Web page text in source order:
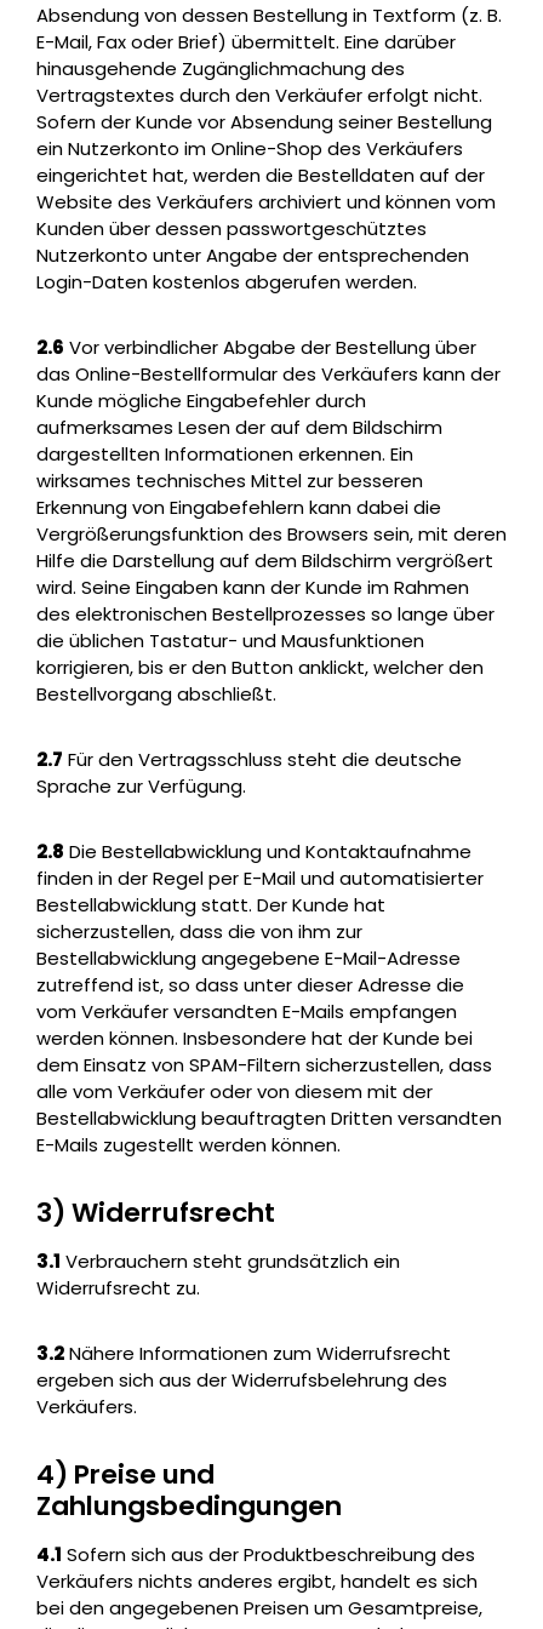
Absendung von dessen Bestellung in Textform (z. B.
E-Mail, Fax oder Brief) übermittelt. Eine darüber
hinausgehende Zugänglichmachung des
Vertragstextes durch den Verkäufer erfolgt nicht.
Sofern der Kunde vor Absendung seiner Bestellung
ein Nutzerkonto im Online-Shop des Verkäufers
eingerichtet hat, werden die Bestelldaten auf der
Website des Verkäufers archiviert und können vom
Kunden über dessen passwortgeschütztes
Nutzerkonto unter Angabe der entsprechenden
Login-Daten kostenlos abgerufen werden.
2.6 Vor verbindlicher Abgabe der Bestellung über
das Online-Bestellformular des Verkäufers kann der
Kunde mögliche Eingabefehler durch
aufmerksames Lesen der auf dem Bildschirm
dargestellten Informationen erkennen. Ein
wirksames technisches Mittel zur besseren
Erkennung von Eingabefehlern kann dabei die
Vergrößerungsfunktion des Browsers sein, mit deren
Hilfe die Darstellung auf dem Bildschirm vergrößert
wird. Seine Eingaben kann der Kunde im Rahmen
des elektronischen Bestellprozesses so lange über
die üblichen Tastatur- und Mausfunktionen
korrigieren, bis er den Button anklickt, welcher den
Bestellvorgang abschließt.
2.7 Für den Vertragsschluss steht die deutsche
Sprache zur Verfügung.
2.8 Die Bestellabwicklung und Kontaktaufnahme
finden in der Regel per E-Mail und automatisierter
Bestellabwicklung statt. Der Kunde hat
sicherzustellen, dass die von ihm zur
Bestellabwicklung angegebene E-Mail-Adresse
zutreffend ist, so dass unter dieser Adresse die
vom Verkäufer versandten E-Mails empfangen
werden können. Insbesondere hat der Kunde bei
dem Einsatz von SPAM-Filtern sicherzustellen, dass
alle vom Verkäufer oder von diesem mit der
Bestellabwicklung beauftragten Dritten versandten
E-Mails zugestellt werden können.
3) Widerrufsrecht
3.1 Verbrauchern steht grundsätzlich ein
Widerrufsrecht zu.
3.2Nähere Informationen zum Widerrufsrecht
ergeben sich aus der Widerrufsbelehrung des
Verkäufers.
4) Preise und
Zahlungsbedingungen
4.1 Sofern sich aus der Produktbeschreibung des
Verkäufers nichts anderes ergibt, handelt es sich
bei den angegebenen Preisen um Gesamtpreise,